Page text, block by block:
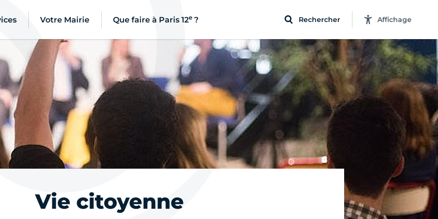
Votre Mairie Que faire à Paris 12e ? Rechercher Affichage
Vie citoyenne